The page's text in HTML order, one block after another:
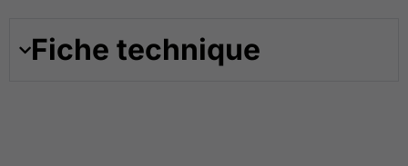
Fiche technique